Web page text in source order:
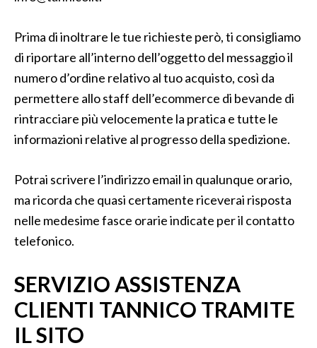
Prima di inoltrare le tue richieste però, ti consigliamo
di riportare all’interno dell’oggetto del messaggio il
numero d’ordine relativo al tuo acquisto, così da
permettere allo staff dell’ecommerce di bevande di
rintracciare più velocemente la pratica e tutte le
informazioni relative al progresso della spedizione.
Potrai scrivere l’indirizzo email in qualunque orario,
ma ricorda che quasi certamente riceverai risposta
nelle medesime fasce orarie indicate per il contatto
telefonico.
SERVIZIO ASSISTENZA
CLIENTI TANNICO TRAMITE
IL SITO